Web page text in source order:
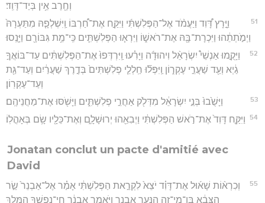
וְחֶ֖רֶב אֵ֥ין בְּיַד־דָּוִֽד׃
51
וַיָּ֣רָץ דָּ֠וִד וַיַּעֲמֹ֨ד אֶל־הַפְּלִשְׁתִּ֜י וַיִּקַּ֣ח אֶת־חַ֠רְבּוֹ וַֽיִּשְׁלְפָ֤הּ מִתַּעְרָהּ֙
וַיְמֹ֣תְתֵ֔הוּ וַיִּכְרָת־בָּ֖הּ אֶת־רֹאשׁ֑וֹ וַיִּרְא֧וּ הַפְּלִשְׁתִּ֛ים כִּֽי־מֵ֥ת גִּבּוֹרָ֖ם וַיָּנֻֽסוּ׃
52
וַיָּקֻ֣מוּ אַנְשֵׁי֩ יִשְׂרָאֵ֨ל וִיהוּדָ֜ה וַיָּרִ֗עוּ וַֽיִּרְדְּפוּ֙ אֶת־הַפְּלִשְׁתִּ֔ים עַד־בּוֹאֲךָ֣
גַ֔יְא וְעַ֖ד שַׁעֲרֵ֣י עֶקְר֑וֹן וַֽיִּפְּל֞וּ חַֽלְלֵ֤י פְלִשְׁתִּים֙ בְּדֶ֣רֶךְ שַׁעֲרַ֔יִם וְעַד־גַּ֖ת
וְעַד־עֶקְרֽוֹן׃
53 וַיָּשֻׁ֙בוּ֙ בְּנֵ֣י יִשְׂרָאֵ֔ל מִדְּלֹ֖ק אַחֲרֵ֣י פְלִשְׁתִּ֑ים וַיָּשֹׁ֖סּוּ אֶת־מַחֲנֵיהֶֽם׃
54 וַיִּקַּ֤ח דָּוִד֙ אֶת־רֹ֣אשׁ הַפְּלִשְׁתִּ֔י וַיְבִאֵ֖הוּ יְרוּשָׁלִָ֑ם וְאֶת־כֵּלָ֖יו שָׂ֥ם בְּאָהֳלֽוֹ׃
Jonatan conclut un pacte d'amitié avec
David
55
וְכִרְא֨וֹת שָׁא֜וּל אֶת־דָּוִ֗ד יֹצֵא֙ לִקְרַ֣את הַפְּלִשְׁתִּ֔י אָמַ֗ר אֶל־אַבְנֵר֙ שַׂ֣ר
הַצָּבָ֔א בֶּן־מִי־זֶ֥ה הַנַּ֖עַר אַבְנֵ֑ר וַיֹּ֣אמֶר אַבְנֵ֔ר חֵֽי־נַפְשְׁךָ֥ הַמֶּ֖לֶךְ